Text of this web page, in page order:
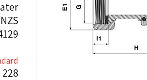
228